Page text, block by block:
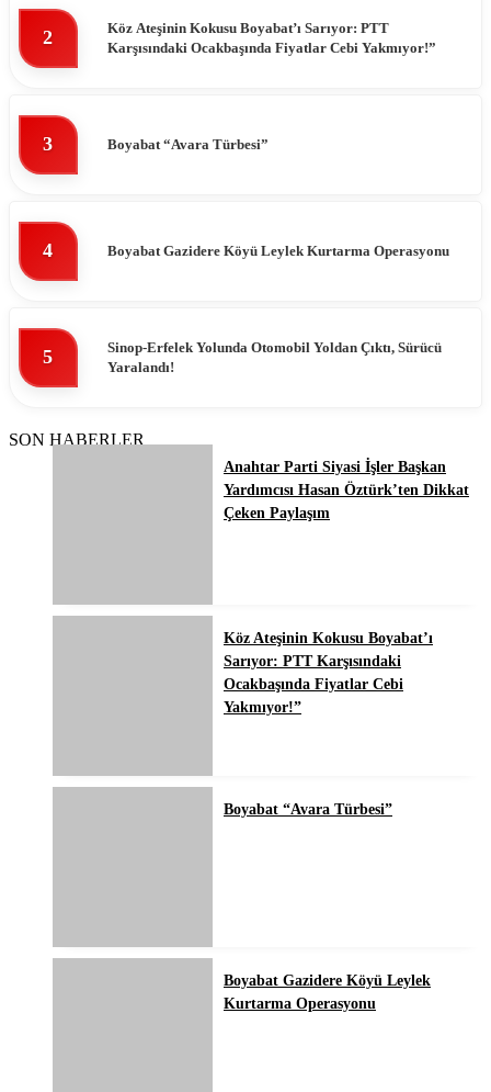
2
Köz Ateşinin Kokusu Boyabat’ı Sarıyor: PTT
Karşısındaki Ocakbaşında Fiyatlar Cebi Yakmıyor!”
3 Boyabat “Avara Türbesi”
4 Boyabat Gazidere Köyü Leylek Kurtarma Operasyonu
5
Sinop-Erfelek Yolunda Otomobil Yoldan Çıktı, Sürücü
Yaralandı!
SON HABERLER
Anahtar Parti Siyasi İşler Başkan
Yardımcısı Hasan Öztürk’ten Dikkat
Çeken Paylaşım
Köz Ateşinin Kokusu Boyabat’ı
Sarıyor: PTT Karşısındaki
Ocakbaşında Fiyatlar Cebi
Yakmıyor!”
Boyabat “Avara Türbesi”
Boyabat Gazidere Köyü Leylek
Kurtarma Operasyonu